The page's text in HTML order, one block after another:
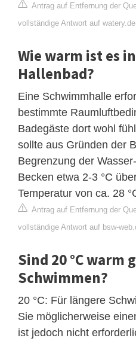
Antrag auf Entfernung der
vollständige Antwort auf
Wie warm ist es
Hallenbad?
Eine Schwimmhalle
bestimmte
Badegäste dort wohl
sollte aus Gründen der
Begrenzung der
Becken etwa 2-3 °C
Temperatur von ca. 28
Antrag auf Entfernung der
vollständige Antwort auf bsw-
Sind 20 °C warm
Schwimmen?
20 °C: Für längere
Sie möglicherweise
ist jedoch nicht